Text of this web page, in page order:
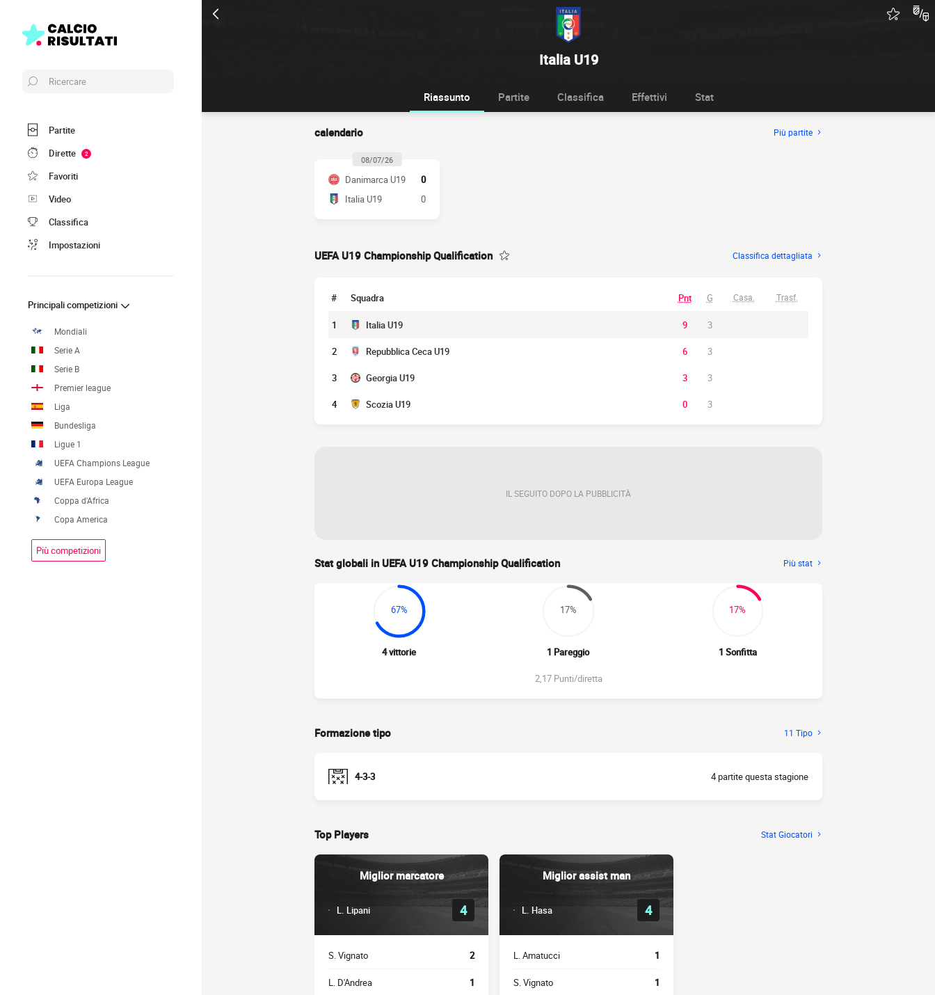
Italia U19
Ricercare
Partite
Dirette
2
Favoriti
Video
Classifica
Impostazioni
Principali competizioni
Mondiali
Serie A
Serie B
Premier league
Liga
Bundesliga
Ligue 1
UEFA Champions League
UEFA Europa League
Coppa d'Africa
Copa America
Più competizioni
Riassunto Partite Classifica Effettivi Stat
calendario Più partite
08/07/26
Danimarca U19
0
Italia U19
0
UEFA U19 Championship Qualification Classifica dettagliata
# Squadra Pnt G Casa. Trasf.
1 Italia U19 9 3
2 Repubblica Ceca U19 6 3
3 Georgia U19 3 3
4 Scozia U19 0 3
IL SEGUITO DOPO LA PUBBLICITÀ
Stat globali in UEFA U19 Championship Qualification Più stat
67%
4 vittorie
17%
1 Pareggio
17%
1 Sonfitta
2,17 Punti/diretta
Formazione tipo 11 Tipo
4-3-3 4 partite questa stagione
Top Players Stat Giocatori
Miglior marcatore
L. Lipani 4
S. Vignato 2
L. D'Andrea 1
Miglior assist man
L. Hasa 4
L. Amatucci 1
S. Vignato 1